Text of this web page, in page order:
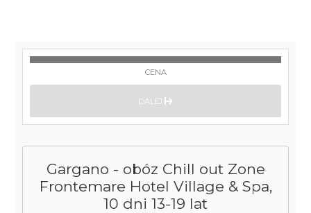
Gargano - obóz Chill out Zone
Frontemare Hotel Village & Spa,
10 dni 13-19 lat
CENA
DALEJ